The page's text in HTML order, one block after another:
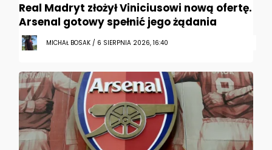
Real Madryt złożył Viniciusowi nową ofertę.
Arsenal gotowy spełnić jego żądania
MICHAŁ BOSAK / 6 SIERPNIA 2026, 16:40